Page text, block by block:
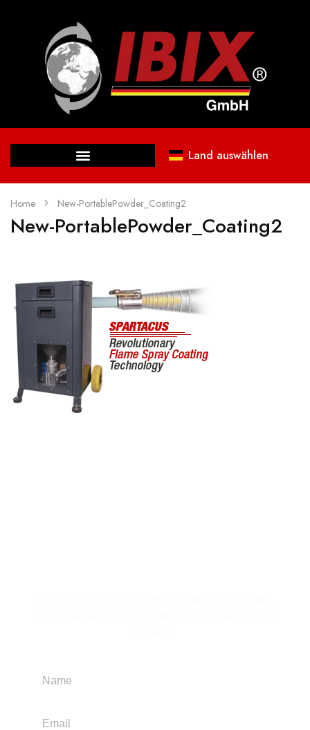
Land auswählen
Home New-PortablePowder_Coating2
New-PortablePowder_Coating2